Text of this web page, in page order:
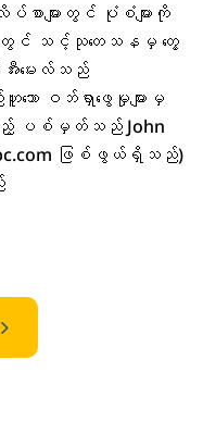
ာများတွင် ပုံစံများကို
တွင် သင့်သုတေသနမှ တွေ့
းမေးလ်သည်
ော ဝဘ်ရှာဖွေမှုများမှ
ပစ်မှတ်သည် John
ဖြစ်ဖွယ်ရှိသည်)
5